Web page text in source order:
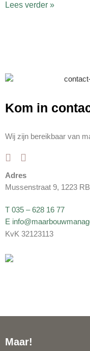
Lees verder »
Kom in
Wij zijn bereikbaar van
Adres
Mussenstraat 9, 1223
T 035 – 628 16 77
E
KvK 32123113
Maar!